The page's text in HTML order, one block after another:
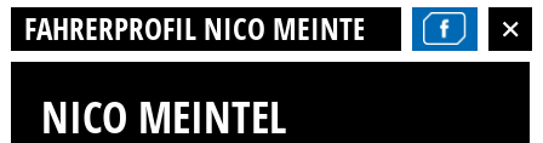
FAHRERPROFIL NICO MEINTEL
NICO MEINTEL